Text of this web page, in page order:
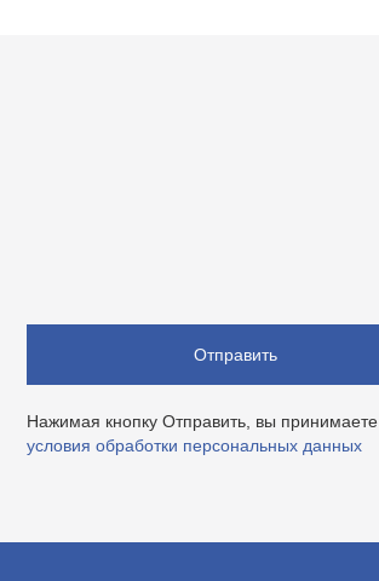
Отправить
Нажимая кнопку Отправить, вы принимаете
условия обработки персональных данных